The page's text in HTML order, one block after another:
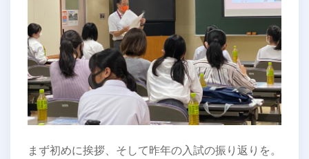
まず初めに挨拶、そして昨年の入試の振り返りを。